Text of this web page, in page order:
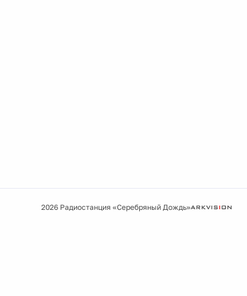
2026 Радиостанция «Серебряный Дождь»